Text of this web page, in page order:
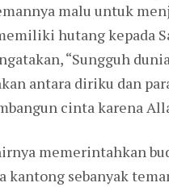
malu untuk
hutang kepada
“Sungguh
antara diriku dan
cinta karena
memerintahkan
kantong sebanyak